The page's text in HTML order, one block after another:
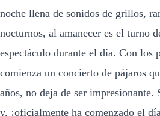
noche llena de sonidos de grillos,
nocturnos, al amanecer es el turno
espectáculo durante el día. Con los
comienza un concierto de pájaros
años, no deja de ser impresionante.
y, ¡oficialmente ha comenzado el